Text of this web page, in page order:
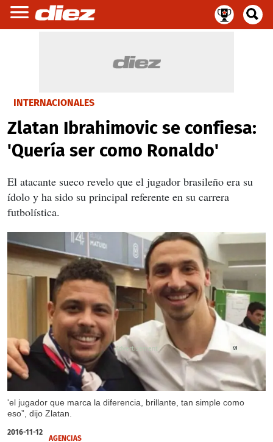
INTERNACIONALES
Zlatan Ibrahimovic se confiesa:
'Quería ser como Ronaldo'
El atacante sueco revelo que el jugador brasileño era su
ídolo y ha sido su principal referente en su carrera
futbolística.
'el jugador que marca la diferencia, brillante, tan simple como
eso”, dijo Zlatan.
X
2016-11-12
AGENCIAS